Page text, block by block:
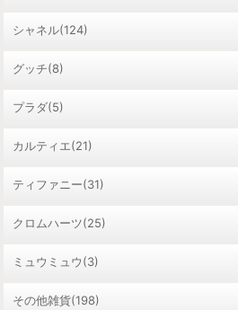
シャネル(124)
グッチ(8)
プラダ(5)
カルティエ(21)
ティファニー(31)
クロムハーツ(25)
ミュウミュウ(3)
その他雑貨(198)